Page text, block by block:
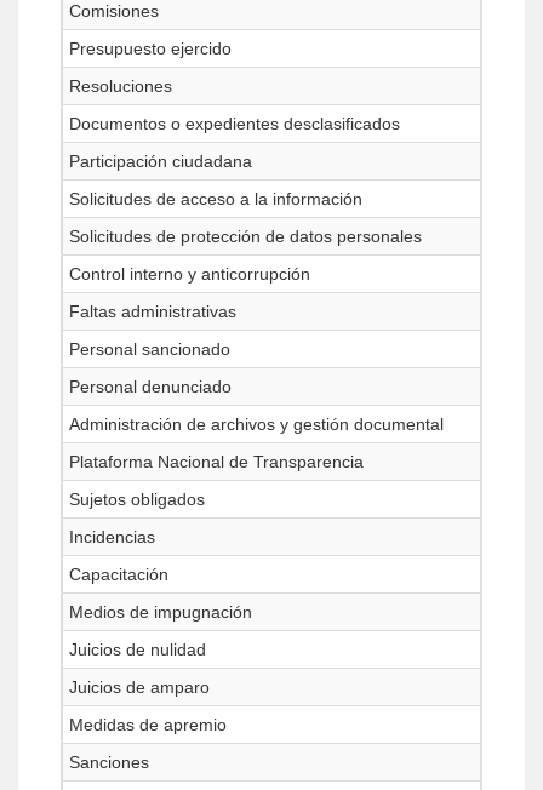
Comisiones
Presupuesto ejercido
Resoluciones
Documentos o expedientes desclasificados
Participación ciudadana
Solicitudes de acceso a la información
Solicitudes de protección de datos personales
Control interno y anticorrupción
Faltas administrativas
Personal sancionado
Personal denunciado
Administración de archivos y gestión documental
Plataforma Nacional de Transparencia
Sujetos obligados
Incidencias
Capacitación
Medios de impugnación
Juicios de nulidad
Juicios de amparo
Medidas de apremio
Sanciones